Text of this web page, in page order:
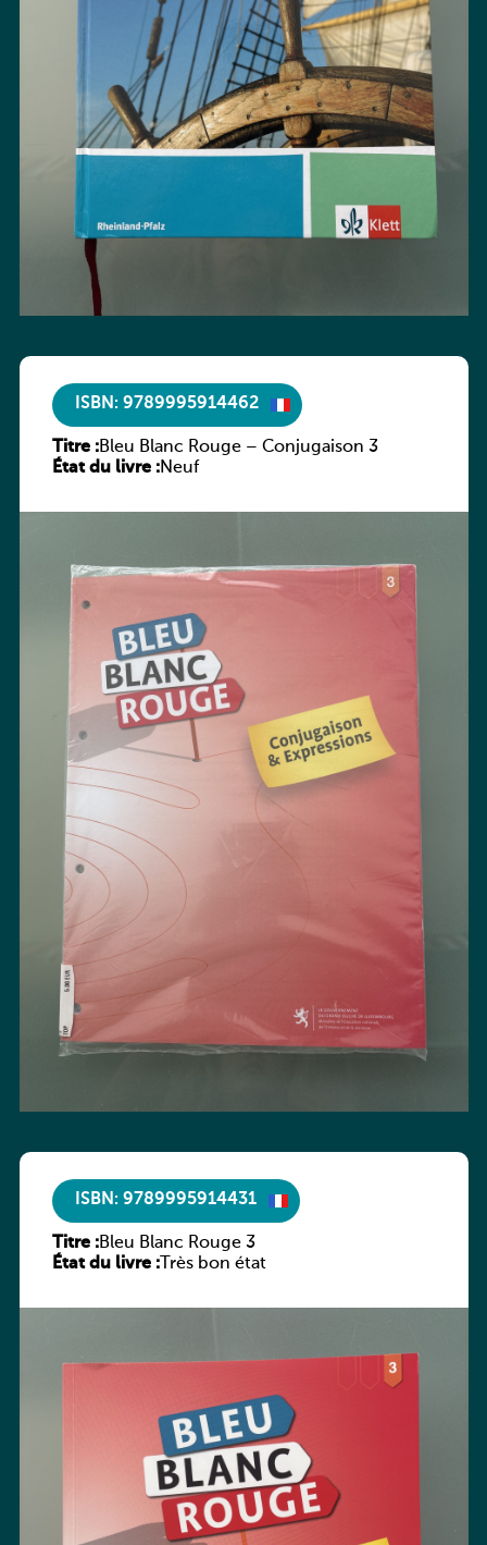
ISBN: 9789995914462
Titre :Bleu Blanc Rouge – Conjugaison 3
État du livre :Neuf
ISBN: 9789995914431
Titre :Bleu Blanc Rouge 3
État du livre :Très bon état